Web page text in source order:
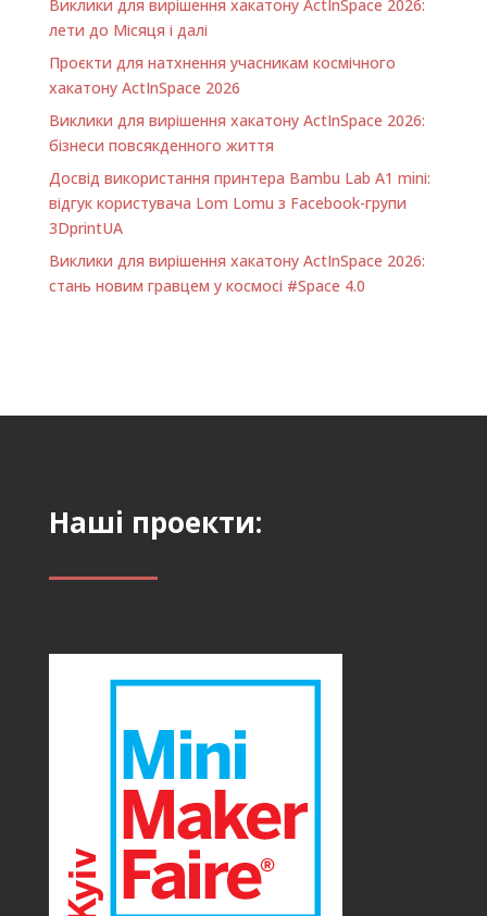
Виклики для вирішення хакатону ActInSpace 2026:
лети до Місяця і далі
Проєкти для натхнення учасникам космічного
хакатону ActInSpace 2026
Виклики для вирішення хакатону ActInSpace 2026:
бізнеси повсякденного життя
Досвід використання принтера Bambu Lab A1 minі:
відгук користувача Lom Lomu з Facebook-групи
3DprintUA
Виклики для вирішення хакатону ActInSpace 2026:
стань новим гравцем у космосі #Space 4.0
Наші проекти: